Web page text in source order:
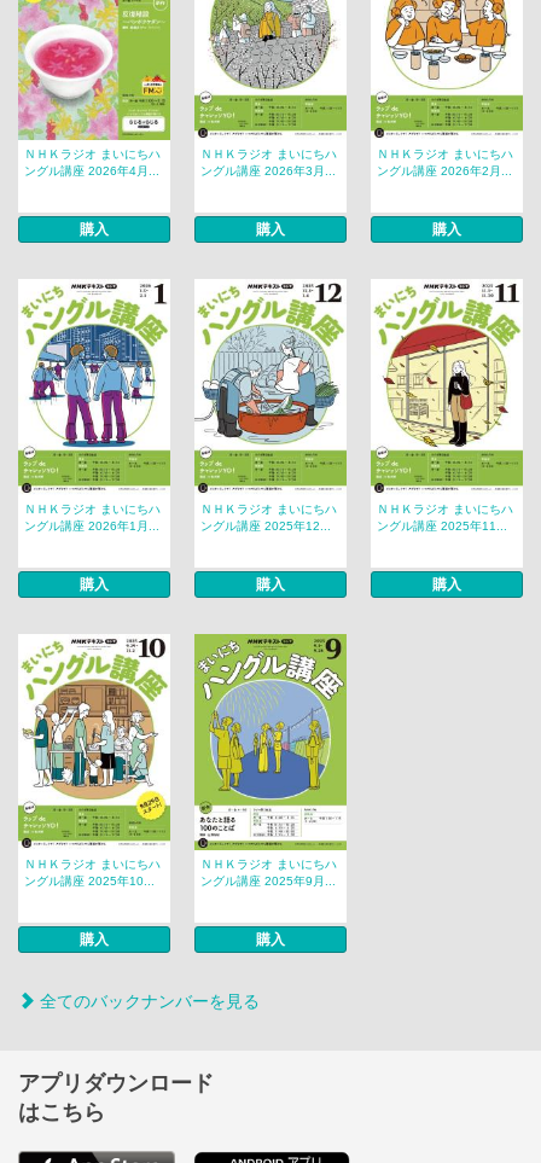
ＮＨＫラジオ まいにちハ
ングル講座 2026年4月...
購入
ＮＨＫラジオ まいにちハ
ングル講座 2026年3月...
購入
ＮＨＫラジオ まいにちハ
ングル講座 2026年2月...
購入
ＮＨＫラジオ まいにちハ
ングル講座 2026年1月...
購入
ＮＨＫラジオ まいにちハ
ングル講座 2025年12...
購入
ＮＨＫラジオ まいにちハ
ングル講座 2025年11...
購入
ＮＨＫラジオ まいにちハ
ングル講座 2025年10...
購入
ＮＨＫラジオ まいにちハ
ングル講座 2025年9月...
購入
全てのバックナンバーを見る
アプリダウンロード
はこちら